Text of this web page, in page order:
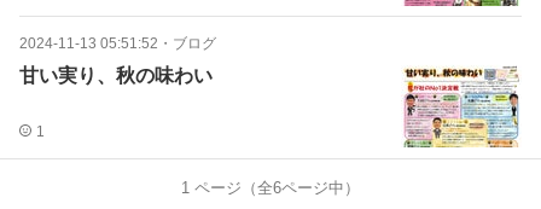
2024-11-13 05:51:52 ・ ブログ
甘い実り、秋の味わい
1
1 ページ（全6ページ中）